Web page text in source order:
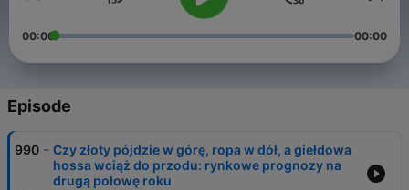
00:00 00:00
Episode
990 - Czy złoty pójdzie w górę, ropa w dół, a giełdowa
hossa wciąż do przodu: rynkowe prognozy na
drugą połowę roku